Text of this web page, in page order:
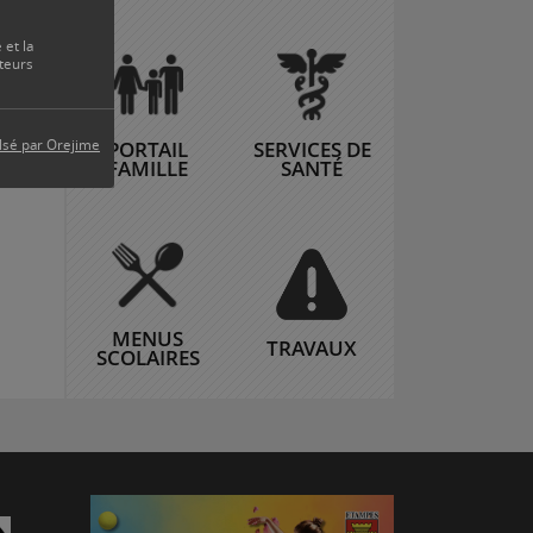
et la
par Orejime PORTAIL
FAMILLE
SERVICES DE
SANTÉ
MENUS
SCOLAIRES TRAVAUX